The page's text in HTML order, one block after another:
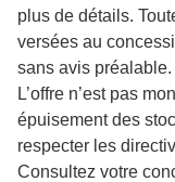
plus de détails.
versées au
sans avis
L’offre n’est pas
épuisement des
respecter les
Consultez votre